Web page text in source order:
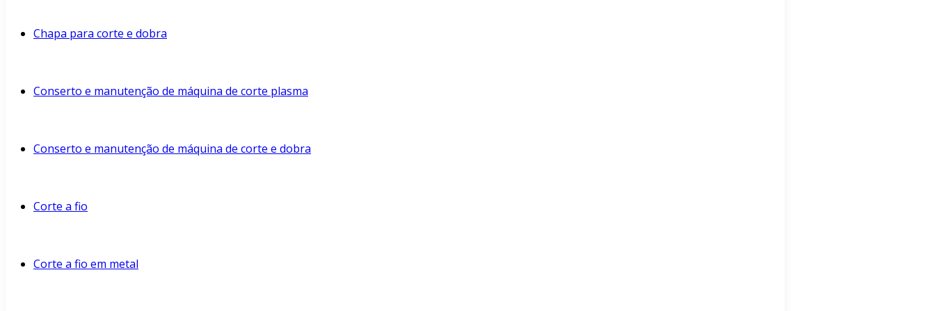
Chapa para corte e dobra
Conserto e manutenção de máquina de corte plasma
Conserto e manutenção de máquina de corte e dobra
Corte a fio
Corte a fio em metal